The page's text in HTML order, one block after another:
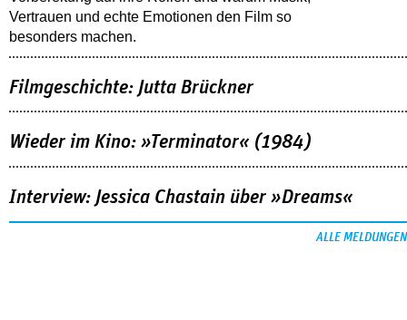
Vertrauen und echte Emotionen den Film so
besonders machen.
Filmgeschichte: Jutta Brückner
Wieder im Kino: »Terminator« (1984)
Interview: Jessica Chastain über »Dreams«
ALLE MELDUNGEN